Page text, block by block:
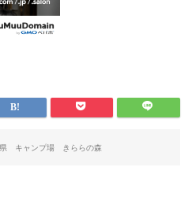
キャンプ場 きららの森